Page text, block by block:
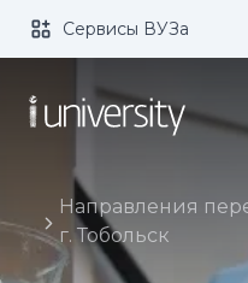
Размер шрифта:
Изображения:
Сервисы ВУЗа
Направления
г. Тобольск